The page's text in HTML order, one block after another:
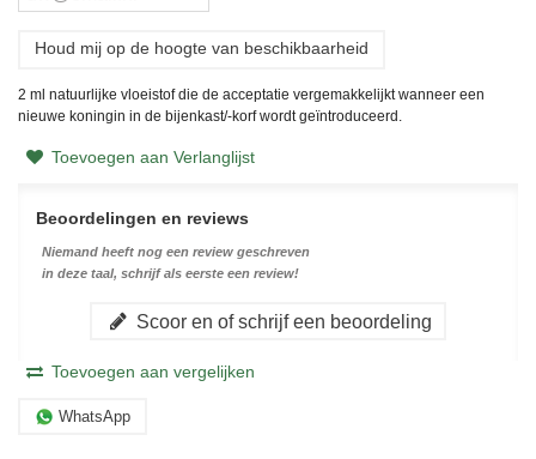
Houd mij op de hoogte van beschikbaarheid
2 ml natuurlijke vloeistof die de acceptatie vergemakkelijkt wanneer een
nieuwe koningin in de bijenkast/-korf wordt geïntroduceerd.
Toevoegen aan Verlanglijst
Beoordelingen en reviews
Niemand heeft nog een review geschreven
in deze taal, schrijf als eerste een review!
Scoor en of schrijf een beoordeling
Toevoegen aan vergelijken
WhatsApp